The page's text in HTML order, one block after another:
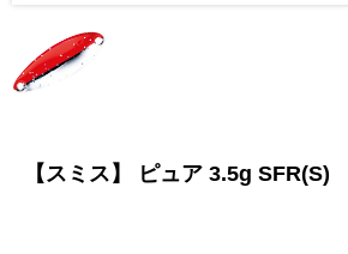
【スミス】 ピュア 3.5g SFR(S)